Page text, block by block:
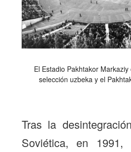
El Estadio Pakhtakor
selección uzbeka y el
Tras la
Soviética, en